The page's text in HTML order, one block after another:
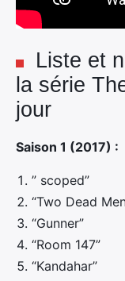
Liste et
la série
jour
Saison 1 (2017) :
” scoped”
“Two Dead
“Gunner”
“Room 147”
“Kandahar”